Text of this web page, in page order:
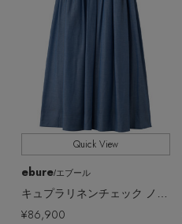
エディター厳選ギフト
Quick View
ebure/エブール
キュプラリネンチェック ノースリーブワンピース
¥86,900